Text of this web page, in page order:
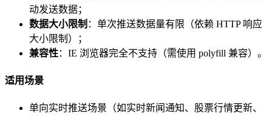
动发送数据；
数据大小限制 ：单次推送数据量有限（依赖 HTTP 响应
大小限制）；
兼容性：IE 浏览器完全不支持（需使用 polyfill 兼容）。
适用场景
单向实时推送场景（如实时新闻通知、股票行情更新、